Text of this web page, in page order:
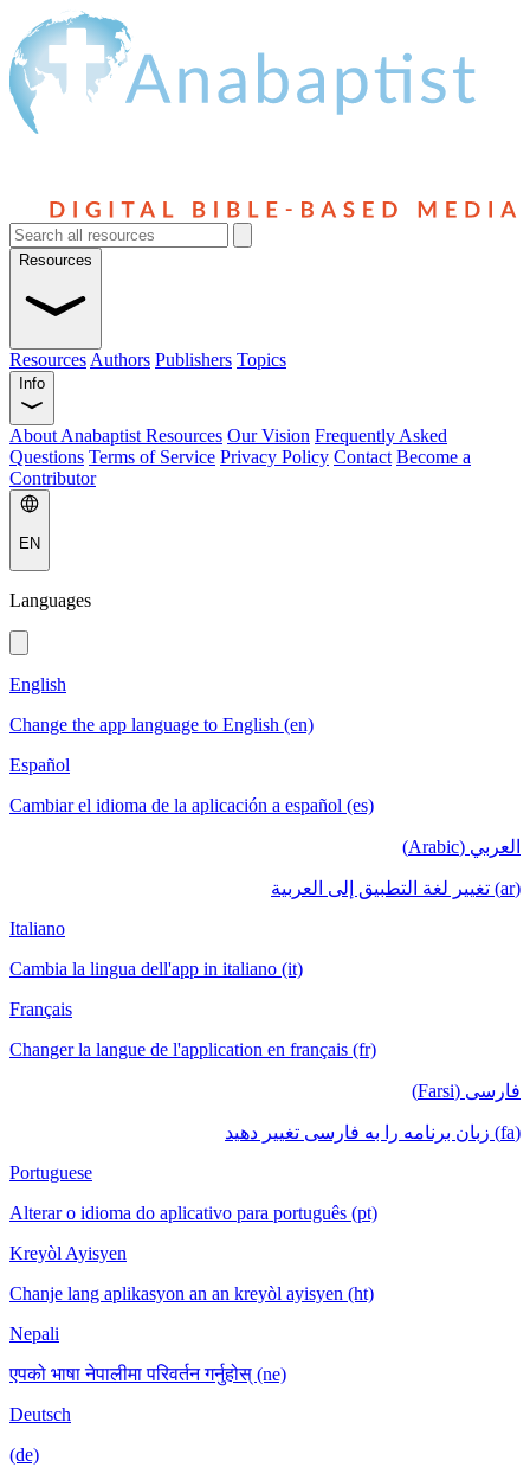
Resources
Resources Authors Publishers Topics
Info
About Anabaptist Resources Our Vision Frequently Asked
Questions Terms of Service Privacy Policy Contact Become a
Contributor
EN
Languages
English
Change the app language to English (en)
Español
Cambiar el idioma de la aplicación a español (es)
العربي (Arabic)
(ar) تغيير لغة التطبيق إلى العربية
Italiano
Cambia la lingua dell'app in italiano (it)
Français
Changer la langue de l'application en français (fr)
فارسی (Farsi)
(fa) زبان برنامه را به فارسی تغییر دهید
Portuguese
Alterar o idioma do aplicativo para português (pt)
Kreyòl Ayisyen
Chanje lang aplikasyon an an kreyòl ayisyen (ht)
Nepali
एपको भाषा नेपालीमा परिवर्तन गर्नुहोस् (ne)
Deutsch
(de)